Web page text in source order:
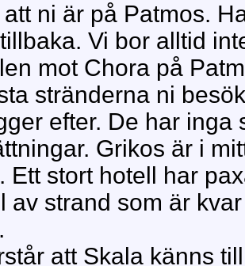
ni är på Patmos.
Vi bor alltid
mot Chora på
stränderna ni
efter. De har
Grikos är i
Ett stort hotell har
av strand som är
att Skala känns